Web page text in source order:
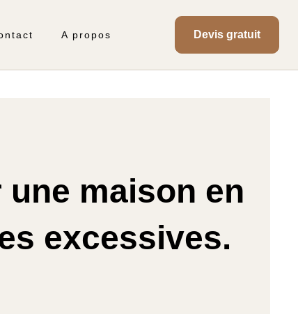
A propos Devis gratuit
maison en
excessives.